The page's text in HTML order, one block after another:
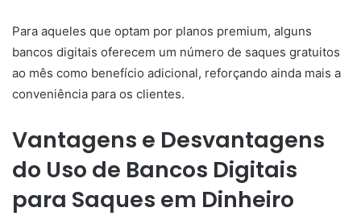
Para aqueles que optam por planos premium, alguns
bancos digitais oferecem um número de saques gratuitos
ao mês como benefício adicional, reforçando ainda mais a
conveniência para os clientes.
Vantagens e Desvantagens
do Uso de Bancos Digitais
para Saques em Dinheiro